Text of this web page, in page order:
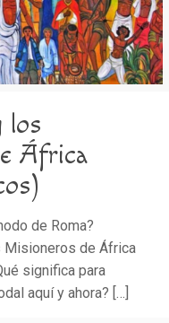
los
África
de Roma?
Misioneros de África
significa para
aquí y ahora? […]